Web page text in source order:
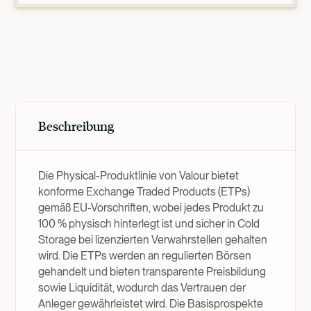
Beschreibung
Die Physical-Produktlinie von Valour bietet
konforme Exchange Traded Products (ETPs)
gemäß EU-Vorschriften, wobei jedes Produkt zu
100 % physisch hinterlegt ist und sicher in Cold
Storage bei lizenzierten Verwahrstellen gehalten
wird. Die ETPs werden an regulierten Börsen
gehandelt und bieten transparente Preisbildung
sowie Liquidität, wodurch das Vertrauen der
Anleger gewährleistet wird. Die Basisprospekte